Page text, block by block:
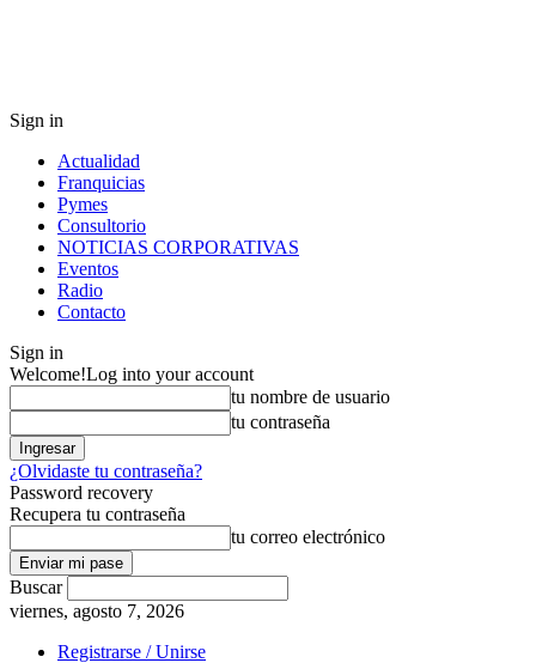
Sign in
Actualidad
Franquicias
Pymes
Consultorio
NOTICIAS CORPORATIVAS
Eventos
Radio
Contacto
Sign in
Welcome!Log into your account
tu nombre de usuario
tu contraseña
¿Olvidaste tu contraseña?
Password recovery
Recupera tu contraseña
tu correo electrónico
Buscar
viernes, agosto 7, 2026
Registrarse / Unirse